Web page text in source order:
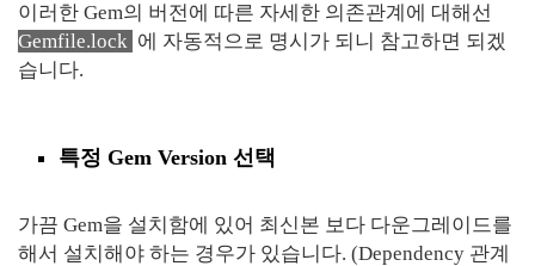
이러한 Gem의 버전에 따른 자세한 의존관계에 대해선
Gemfile.lock 에 자동적으로 명시가 되니 참고하면 되겠
습니다.
특정 Gem Version 선택
가끔 Gem을 설치함에 있어 최신본 보다 다운그레이드를
해서 설치해야 하는 경우가 있습니다. (Dependency 관계